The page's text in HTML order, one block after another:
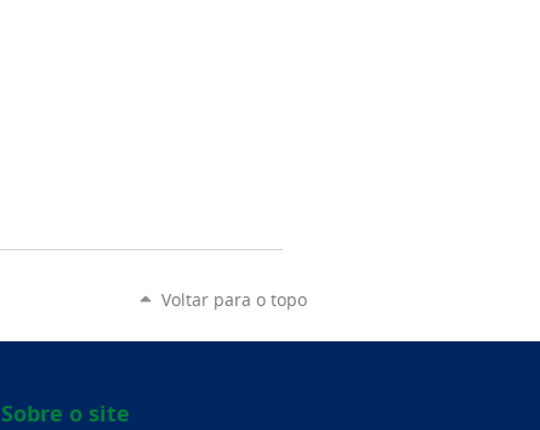
Voltar para o topo
Sobre o site